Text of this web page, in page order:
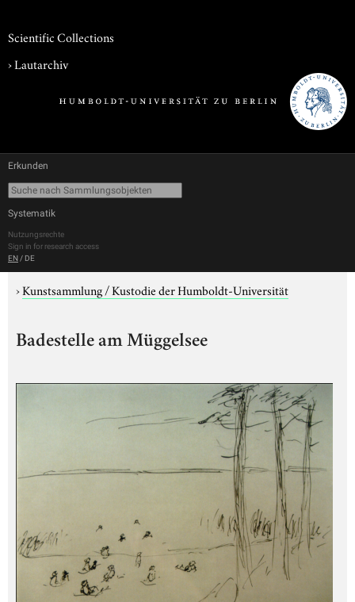
Scientific Collections
›Lautarchiv
Erkunden
Systematik
Nutzungsrechte
Sign in for research access
EN / DE
›Kunstsammlung / Kustodie der Humboldt-Universität
Badestelle am Müggelsee